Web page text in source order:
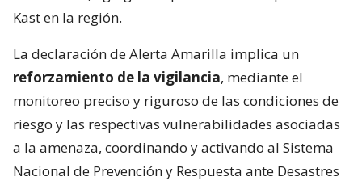
Kast en la región.
La declaración de Alerta Amarilla implica un
reforzamiento de la vigilancia, mediante el
monitoreo preciso y riguroso de las condiciones de
riesgo y las respectivas vulnerabilidades asociadas
a la amenaza, coordinando y activando al Sistema
Nacional de Prevención y Respuesta ante Desastres